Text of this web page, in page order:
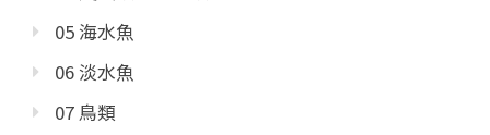
05 海水魚
06 淡水魚
07 鳥類